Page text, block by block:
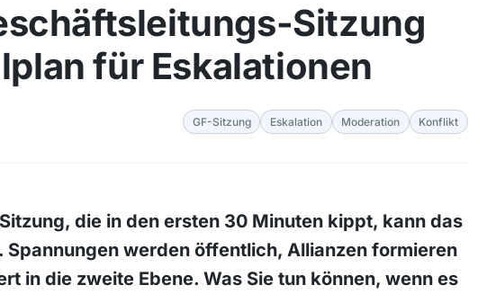
Sitzung
für Eskalationen
GF-Sitzung Eskalation Moderation Konflikt
die in den ersten 30 Minuten kippt, kann das
werden öffentlich, Allianzen formieren
in die zweite Ebene. Was Sie tun können, wenn es